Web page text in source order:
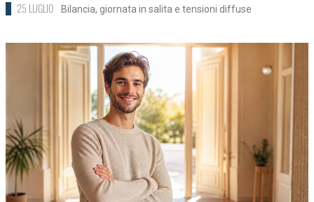
25 LUGLIO Bilancia, giornata in salita e tensioni diffuse